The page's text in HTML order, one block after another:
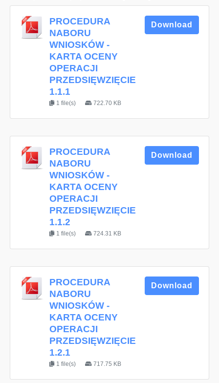
PROCEDURA
NABORU
WNIOSKÓW -
KARTA OCENY
OPERACJI
PRZEDSIĘWZIĘCIE
1.1.1
1 file(s) 722.70 KB
Download
PROCEDURA
NABORU
WNIOSKÓW -
KARTA OCENY
OPERACJI
PRZEDSIĘWZIĘCIE
1.1.2
1 file(s) 724.31 KB
Download
PROCEDURA
NABORU
WNIOSKÓW -
KARTA OCENY
OPERACJI
PRZEDSIĘWZIĘCIE
1.2.1
1 file(s) 717.75 KB
Download